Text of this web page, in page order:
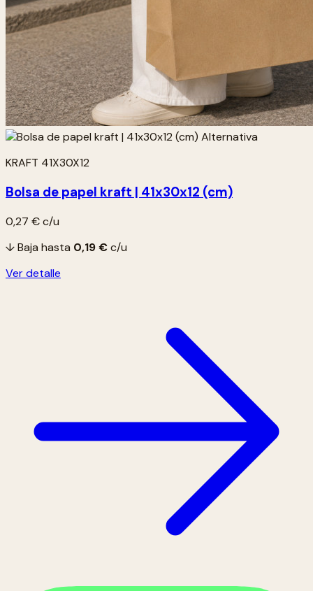
KRAFT 41X30X12
Bolsa de papel kraft | 41x30x12 (cm)
0,27 €c/u
↓ Baja hasta 0,19 €c/u
Ver detalle